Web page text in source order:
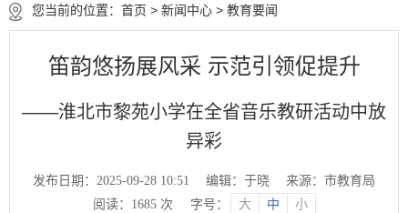
您当前的位置： 首页 > 新闻中心 > 教育要闻
笛韵悠扬展风采 示范引领促提升
——淮北市黎苑小学在全省音乐教研活动中放
异彩
发布日期：2025-09-28 10:51 编辑：于晓
来源：市教育局
阅读： 1685次 字号： 大 中 小